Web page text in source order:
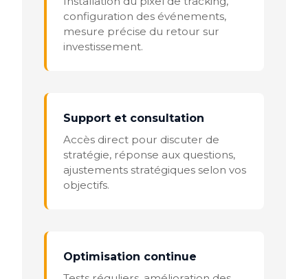
configuration des événements,
mesure précise du retour sur
investissement.
Support et consultation
Accès direct pour discuter de
stratégie, réponse aux questions,
ajustements stratégiques selon vos
objectifs.
Optimisation continue